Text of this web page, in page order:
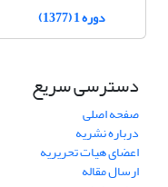
دوره 1 (1377)
دسترسی سریع
صفحه اصلی
درباره نشریه
اعضای هیات تحریریه
ارسال مقاله